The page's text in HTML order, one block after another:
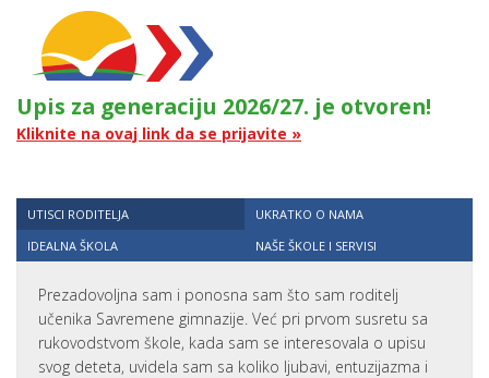
Upis za generaciju 2026/27. je otvoren!
Kliknite na ovaj link da se prijavite »
UTISCI RODITELJA
UKRATKO O NAMA
IDEALNA ŠKOLA
NAŠE ŠKOLE I SERVISI
Prezadovoljna sam i ponosna sam što sam roditelj
učenika Savremene gimnazije. Već pri prvom susretu sa
rukovodstvom škole, kada sam se interesovala o upisu
svog deteta, uvidela sam sa koliko ljubavi, entuzijazma i